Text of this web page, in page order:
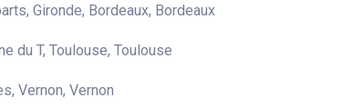
Gironde, Bordeaux, Bordeaux
du T, Toulouse, Toulouse
Vernon, Vernon